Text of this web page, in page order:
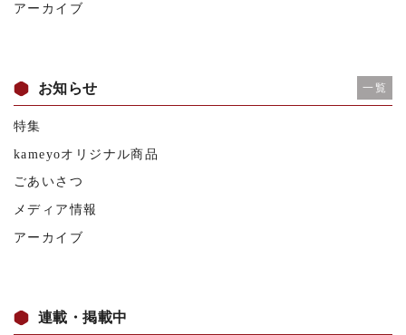
アーカイブ
お知らせ 一覧
特集
kameyoオリジナル商品
ごあいさつ
メディア情報
アーカイブ
連載・掲載中